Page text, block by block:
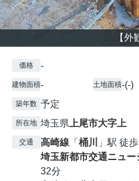
【外
価格 -
建物面積- 土地面積-(-)
築年数 予定
所在地 埼玉県 上尾市大字上
交通 高崎線 「 桶川
」駅 徒
埼玉新都市交通ニュー
32分